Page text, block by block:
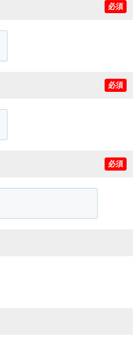
必須
必須
必須